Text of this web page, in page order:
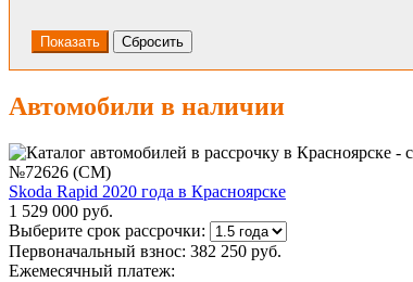
Автомобили в наличии
№72626 (CM)
Skoda Rapid 2020 года в Красноярске
1 529 000 руб.
Выберите срок рассрочки:
Первоначальный взнос: 382 250 руб.
Ежемесячный платеж: